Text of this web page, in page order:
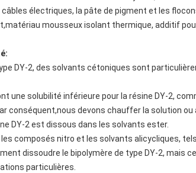
électriques, la pâte de pigment et les
mousseux isolant thermique, additif
DY-2, des solvants cétoniques sont
une solubilité inférieure pour la résine DY-2,
conséquent,nous devons chauffer la solution
DY-2 est dissous dans les solvants ester.
composés nitro et les solvants alicycliques,
dissoudre le bipolymère de type DY-2, mais
particulières.